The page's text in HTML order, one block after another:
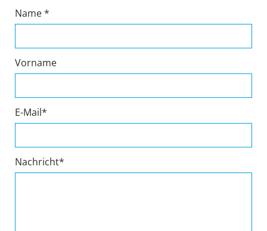
Name *
Vorname
E-Mail*
Nachricht*